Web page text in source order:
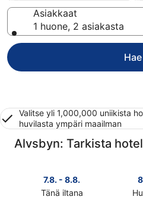
Asiakkaat
1 huone, 2 asiakasta
Hae
Valitse yli 1,000,000 uniikista
huvilasta ympäri maailman
Alvsbyn: Tarkista
7.8. - 8.8.
Tänä iltana